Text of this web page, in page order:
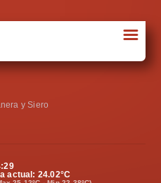
☰
y Siero
actual: 24.02°C